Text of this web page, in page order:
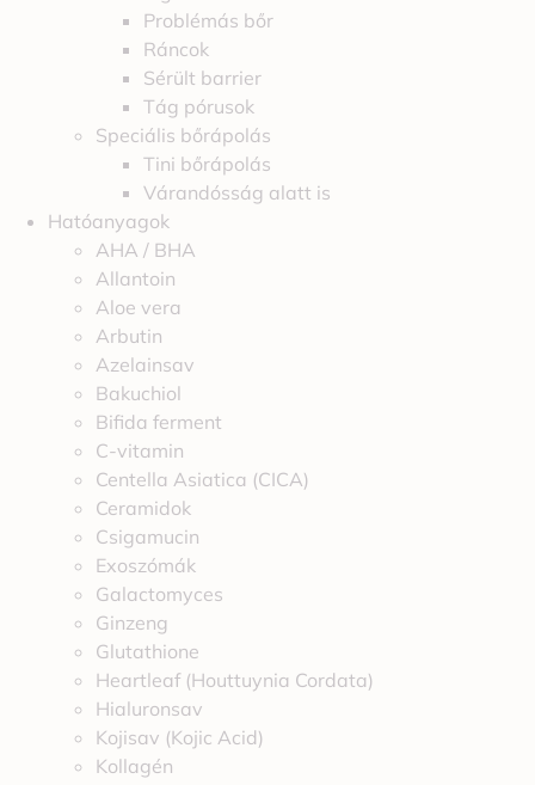
Problémás bőr
Ráncok
Sérült barrier
Tág pórusok
Speciális bőrápolás
Tini bőrápolás
Várandósság alatt is
Hatóanyagok
AHA / BHA
Allantoin
Aloe vera
Arbutin
Azelainsav
Bakuchiol
Bifida ferment
C-vitamin
Centella Asiatica (CICA)
Ceramidok
Csigamucin
Exoszómák
Galactomyces
Ginzeng
Glutathione
Heartleaf (Houttuynia Cordata)
Hialuronsav
Kojisav (Kojic Acid)
Kollagén